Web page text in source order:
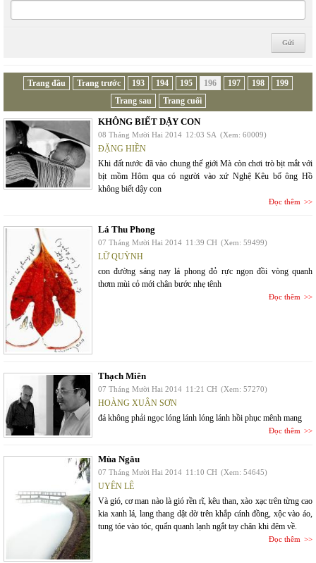
Trang đầu Trang trước 193 194 195 196 197 198
199
Trang sau
Trang cuối
KHÔNG BIẾT DẬY CON
08 Tháng Mười Hai 2014 12:03 SA (Xem: 60009)
ĐẶNG HIỀN
Khi đất nước đã vào chung thế giới Mà còn chơi trò bịt mắt với
bịt mồm Hôm qua có người vào xứ Nghệ Kêu bố ông Hồ
không biết dậy con
Đọc thêm
Lá Thu Phong
07 Tháng Mười Hai 2014 11:39 CH (Xem: 59499)
LỮ QUỲNH
con đường sáng nay lá phong đỏ rực ngọn đồi vòng quanh
thơm mùi cỏ mới chân bước nhẹ tênh
Đọc thêm
Thạch Miên
07 Tháng Mười Hai 2014 11:21 CH (Xem: 57270)
HOÀNG XUÂN SƠN
đá không phải ngọc lóng lánh lóng lánh hồi phục mênh mang
Đọc thêm
Mùa Ngâu
07 Tháng Mười Hai 2014 11:10 CH (Xem: 54645)
UYÊN LÊ
Và gió, cơ man nào là gió rền rĩ, kêu than, xào xạc trên từng cao
kia xanh lá, lang thang dật dờ trên khắp cánh đồng, xộc vào áo,
tung tóe vào tóc, quẩn quanh lạnh ngắt tay chân khi đêm về.
Đọc thêm